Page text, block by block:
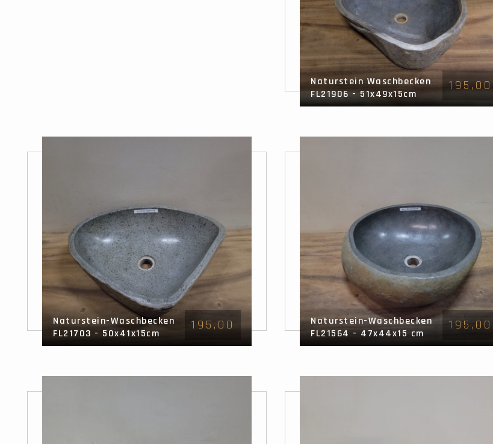
Naturstein Waschbecken
FL21906 - 51x49x15cm
195,00
Naturstein-Waschbecken
FL21703 - 50x41x15cm
195,00
Naturstein-Waschbecken
FL21564 - 47x44x15 cm
195,00